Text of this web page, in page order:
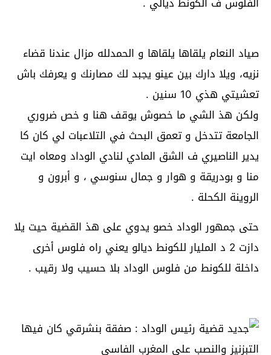
صياد النعام يلقاها يلقاها و الحمدلله مزال عندنا قضاء
نزيه، ويلا دارك بين عينو يجبد لك مصارنك و يعرفك باش
تعشيتي هذي 10 سنين .
ولكن هذ الشي ما خصوش يوقف هنا و خص ضروري
الجامعة تتدخل و تعمق البحث في التلاعبات لي كان كا
يدير الناصيري ف الشق المادي لنادي الوداد ومعاه ايت
منا و بودريقة و هوار و جمال سنوسي ، و أبرون و
الروينة الكحلة .
حتى جمهور الوداد خصو يدوي على هذ القضية حيت يلا
دازت 2 د المليار للكونط ديالو يعني راه فلوس أخرى
داخلة للكونط من فلوس الوداد بلا حسيب ولا رقيب .